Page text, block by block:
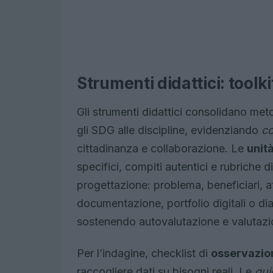
Strumenti didattici:
Gli strumenti didattici consolidano
gli SDG alle discipline, evidenziando
cittadinanza e collaborazione. Le
specifici, compiti autentici e rubriche
progettazione: problema, beneficiari,
documentazione, portfolio digitali o
sostenendo autovalutazione e
Per l’indagine, checklist di